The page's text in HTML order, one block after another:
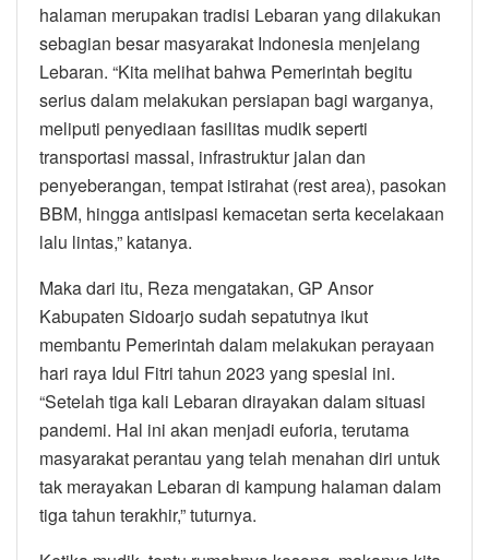
halaman merupakan tradisi Lebaran yang dilakukan
sebagian besar masyarakat Indonesia menjelang
Lebaran. “Kita melihat bahwa Pemerintah begitu
serius dalam melakukan persiapan bagi warganya,
meliputi penyediaan fasilitas mudik seperti
transportasi massal, infrastruktur jalan dan
penyeberangan, tempat istirahat (rest area), pasokan
BBM, hingga antisipasi kemacetan serta kecelakaan
lalu lintas,” katanya.
Maka dari itu, Reza mengatakan, GP Ansor
Kabupaten Sidoarjo sudah sepatutnya ikut
membantu Pemerintah dalam melakukan perayaan
hari raya Idul Fitri tahun 2023 yang spesial ini.
“Setelah tiga kali Lebaran dirayakan dalam situasi
pandemi. Hal ini akan menjadi euforia, terutama
masyarakat perantau yang telah menahan diri untuk
tak merayakan Lebaran di kampung halaman dalam
tiga tahun terakhir,” tuturnya.